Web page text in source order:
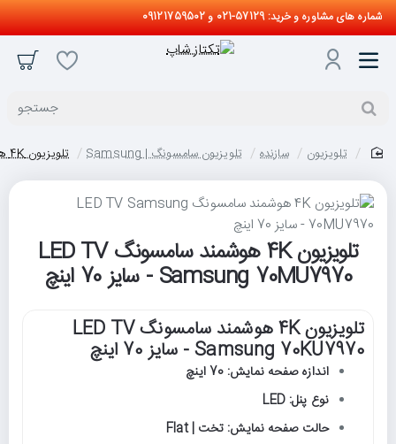
شماره های مشاوره و خرید: 57129-021 و 09121759502
جستجو
تلویزیون سازنده تلویزیون سامسونگ | Samsung تلویزیون 4K هوشمند سامسونگ LED TV Samsung 70MU7970 - سایز 70 اینچ
تلویزیون 4K هوشمند سامسونگ LED TV
Samsung 70MU7970 - سایز 70 اینچ
تلویزیون 4K هوشمند سامسونگ LED TV
Samsung 70KU7970 - سایز 70 اینچ
اندازه صفحه نمایش: 70 اینچ
نوع پنل: LED
حالت صفحه نمایش: تخت | Flat